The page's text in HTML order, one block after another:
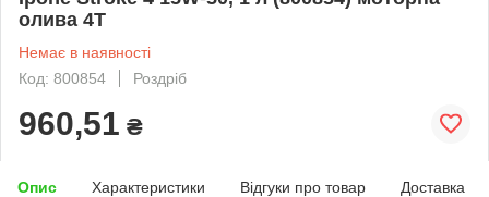
олива 4T
Немає в наявності
Код: 800854
Роздріб
960,51 ₴
Опис Характеристики Відгуки про товар Доставка